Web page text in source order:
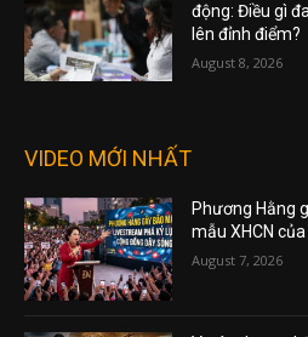
động: Điều gì
lên đỉnh điểm?
August 8, 2026
VIDEO MỚI NHẤT
Phương Hằng
mẫu XHCN
August 7, 2026